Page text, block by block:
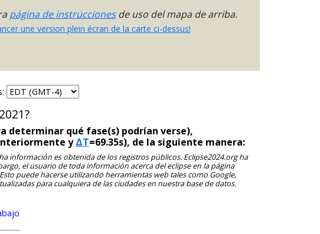
página de instruccionesde uso del mapa de arriba.
une version plein écran de la carte ci-dessus!
determinar qué fase(s) podrían verse),
yΔT=69.35s), de la siguiente manera:
información es obtenida de los registros públicos. Eclipse2024.org ha
el usuario de toda información acerca del eclipse en la página
puede hacerse utilizando herramientas web tales como Google,
para cualquiera de las ciudades en nuestra base de datos.